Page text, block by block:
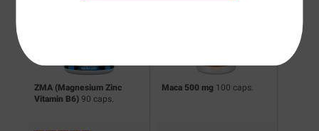
ZMA (Magnesium Zinc
Vitamin B6) 90 caps.
Maca 500 mg 100 caps.